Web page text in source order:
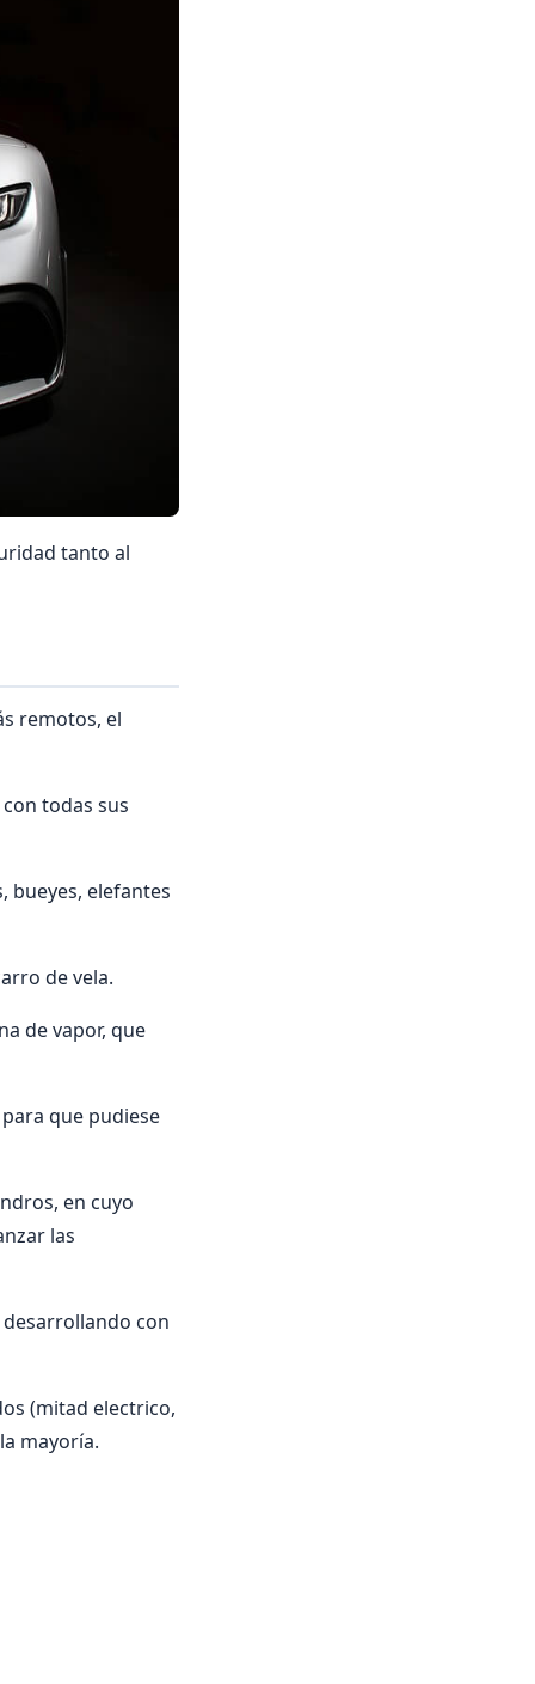
tanto al
remotos, el
todas sus
bueyes, elefantes
de vela.
de vapor, que
que pudiese
en cuyo
las
con
(mitad electrico,
mayoría.